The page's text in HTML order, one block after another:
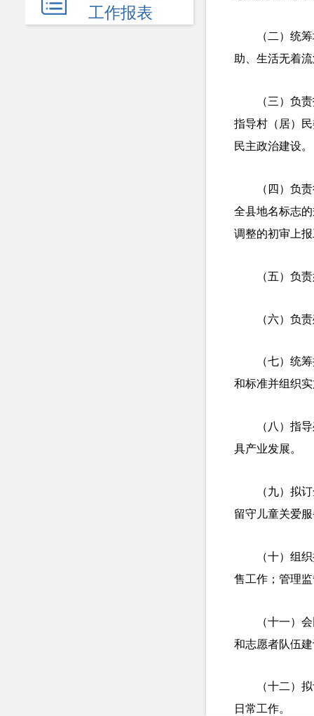
工作报表
（二）统
助、生活无着
（三）负
指导村（居）
民主政治建设。
（四）负
全县地名标志
调整的初审上
（五）负
（六）负
（七）统
和标准并组织
（八）指
具产业发展。
（九）拟
留守儿童关爱
（十）组
售工作；管理
（十一）
和志愿者队伍
（十二）
日常工作。